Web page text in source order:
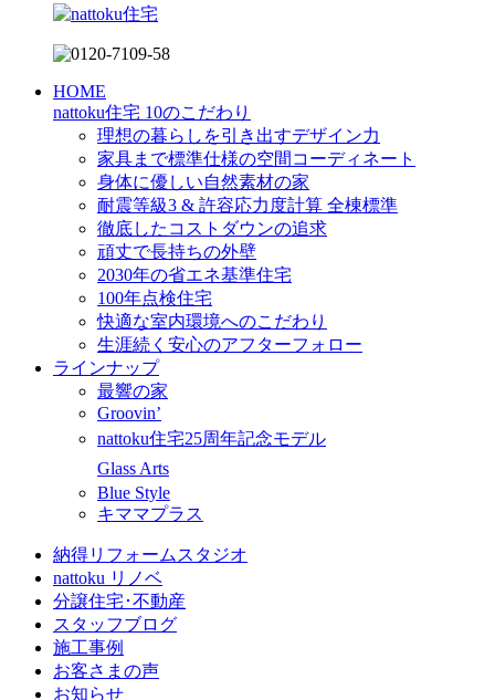
HOME
nattoku住宅 10のこだわり
理想の暮らしを引き出すデザイン力
家具まで標準仕様の空間コーディネート
身体に優しい自然素材の家
耐震等級3 & 許容応力度計算 全棟標準
徹底したコストダウンの追求
頑丈で長持ちの外壁
2030年の省エネ基準住宅
100年点検住宅
快適な室内環境へのこだわり
生涯続く安心のアフターフォロー
ラインナップ
最響の家
Groovin’
nattoku住宅25周年記念モデル
Glass Arts
Blue Style
キママプラス
納得リフォームスタジオ
nattoku リノベ
分譲住宅･不動産
スタッフブログ
施工事例
お客さまの声
お知らせ